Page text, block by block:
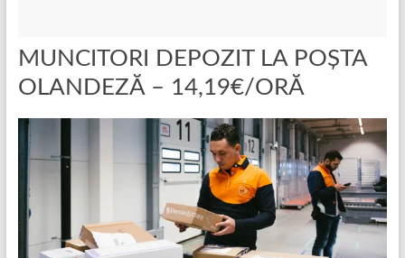
MUNCITORI DEPOZIT LA POȘTA
OLANDEZĂ – 14,19€/ORĂ